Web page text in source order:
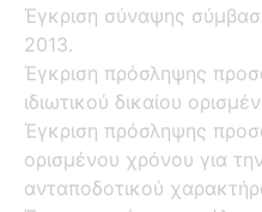
Έγκριση σύναψης
2013.
Έγκριση πρόσληψης
ιδιωτικού δικαίου
Έγκριση πρόσληψης
ορισμένου χρόνου για
ανταποδοτικού